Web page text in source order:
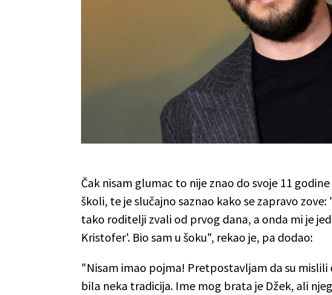
Čak nisam glumac to nije znao do svoje 11
školi, te je slučajno saznao kako se zapravo
tako roditelji zvali od prvog dana, a onda mi je
Kristofer'. Bio sam u šoku", rekao je, pa dodao:
"Nisam imao pojma! Pretpostavljam da su
bila neka tradicija. Ime mog brata je Džek, ali